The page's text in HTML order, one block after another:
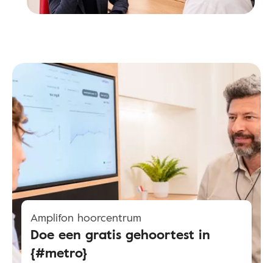
Amplifon hoorcentrum
Doe een gratis gehoortest in
{#metro}